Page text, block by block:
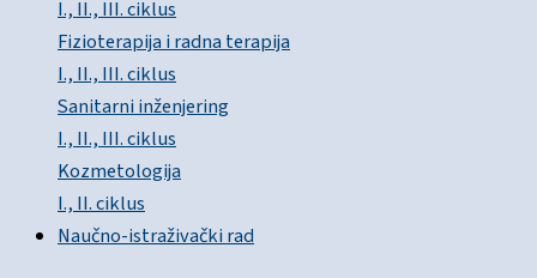
I., II., III. ciklus
Fizioterapija i radna terapija
I., II., III. ciklus
Sanitarni inženjering
I., II., III. ciklus
Kozmetologija
I., II. ciklus
Naučno-istraživački rad